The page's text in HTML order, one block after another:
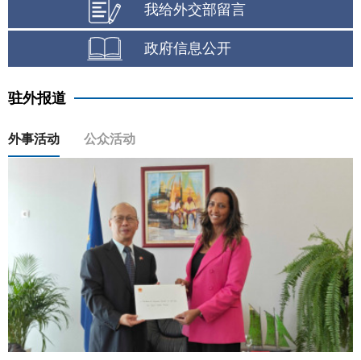
我给外交部留言
政府信息公开
驻外报道
外事活动 公众活动